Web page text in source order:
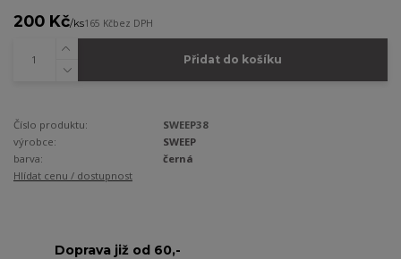
200 Kč/ks165 Kčbez DPH
Přidat do košíku
Číslo produktu:
SWEEP38
výrobce:
SWEEP
barva:
černá
Hlídat cenu / dostupnost
Doprava již od 60,-